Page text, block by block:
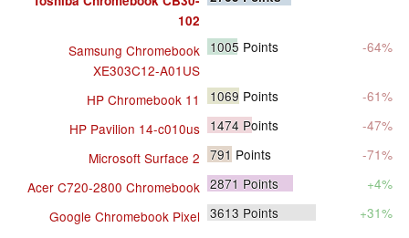
102
Samsung Chromebook
XE303C12-A01US
1005 Points -64%
HP Chromebook 11 1069 Points
-61%
HP Pavilion 14-c010us 1474 Points
-47%
Microsoft Surface 2 791 Points
-71%
Acer C720-2800 Chromebook 2871 Points
+4%
Google Chromebook Pixel 3613 Points +31%